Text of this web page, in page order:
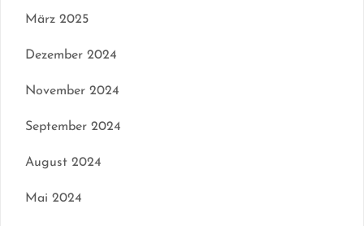
März 2025
Dezember 2024
November 2024
September 2024
August 2024
Mai 2024